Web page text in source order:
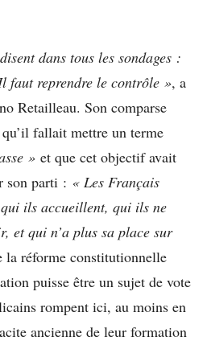
dans tous les sondages :
faut reprendre le contrôle », a
Retailleau. Son comparse
fallait mettre un terme
» et que cet objectif avait
son parti : « Les Français
ils accueillent, qui ils ne
et qui n’a plus sa place sur
la réforme constitutionnelle
puisse être un sujet de vote
rompent ici, au moins en
ancienne de leur formation